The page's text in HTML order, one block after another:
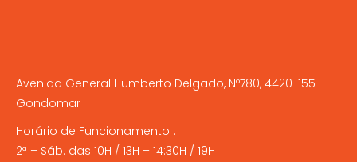
Avenida General Humberto Delgado, Nº780, 4420-155
Gondomar
Horário de Funcionamento :
2ª – Sáb. das 10H / 13H – 14:30H / 19H